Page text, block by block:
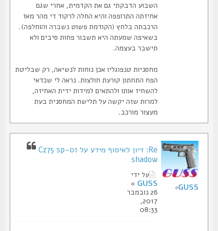
השבוע הדבקתי גם את הקדמית, אחרי שגם
אחיזתה התרופפה והיא החלה לרקוד די מהר מאז
הרכבתה בלחץ (הקודמת פשוט נשברה והוחלפה).
בשאיפה שמעתה היא תשבור פחות סיבים ולא
תישבר בעצמה.
מחסניות טנפוגליו אכן נוחות לנשיאה, רק שבליטת
הפח התחתון קורעת חולצות. נראה לי שכדאי
להשחיז אותו ולהתאים למידות ידית האחיזה,
למרות שזה יקשה על תלישת המחסנית בעת
מעצור מורכב.
Re: דיון לאיסוף מידע על Cz75 sp-01
shadow
על ידי
GUSS
»
26 נובמבר
2017,
08:33
GUSS